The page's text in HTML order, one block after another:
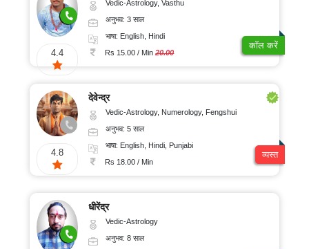
4.4
Vedic-Astrology, Vasthu
अनुभव: 3 साल
भाषा: English, Hindi
Rs 15.00 / Min20.00
कॉल करें
4.8
देवेन्द्र
Vedic-Astrology, Numerology, Fengshui
अनुभव: 5 साल
भाषा: English, Hindi, Punjabi
Rs 18.00 / Min
व्यस्त
धीरेंद्र
Vedic-Astrology
अनुभव: 8 साल